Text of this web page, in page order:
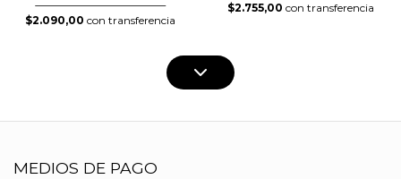
$2.090,00 con transferencia
$2.755,00 con transferencia
MEDIOS DE PAGO